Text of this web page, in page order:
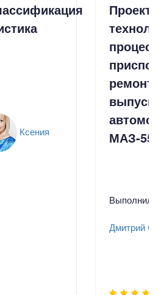
Ксения
МАЗ-
Выполнил
Дмитрий